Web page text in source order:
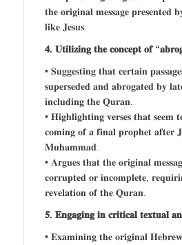
𝐭𝐡𝐞 𝐨𝐫𝐢𝐠𝐢𝐧𝐚𝐥 𝐦𝐞𝐬𝐬𝐚𝐠𝐞 𝐩𝐫𝐞𝐬𝐞𝐧𝐭𝐞𝐝
𝐥𝐢𝐤𝐞 𝐉𝐞𝐬𝐮𝐬.
𝟒. 𝐔𝐭𝐢𝐥𝐢𝐳𝐢𝐧𝐠 𝐭𝐡𝐞 𝐜𝐨𝐧𝐜𝐞𝐩𝐭 𝐨𝐟
• 𝐒𝐮𝐠𝐠𝐞𝐬𝐭𝐢𝐧𝐠 𝐭𝐡𝐚𝐭 𝐜𝐞𝐫𝐭𝐚𝐢𝐧
𝐬𝐮𝐩𝐞𝐫𝐬𝐞𝐝𝐞𝐝 𝐚𝐧𝐝 𝐚𝐛𝐫𝐨𝐠𝐚𝐭𝐞𝐝 𝐛𝐲
𝐢𝐧𝐜𝐥𝐮𝐝𝐢𝐧𝐠 𝐭𝐡𝐞 𝐐𝐮𝐫𝐚𝐧.
• 𝐇𝐢𝐠𝐡𝐥𝐢𝐠𝐡𝐭𝐢𝐧𝐠 𝐯𝐞𝐫𝐬𝐞𝐬 𝐭𝐡𝐚𝐭 𝐬𝐞𝐞𝐦
𝐜𝐨𝐦𝐢𝐧𝐠 𝐨𝐟 𝐚 𝐟𝐢𝐧𝐚𝐥 𝐩𝐫𝐨𝐩𝐡𝐞𝐭 𝐚𝐟𝐭𝐞𝐫
𝐌𝐮𝐡𝐚𝐦𝐦𝐚𝐝.
• 𝐀𝐫𝐠𝐮𝐞𝐬 𝐭𝐡𝐚𝐭 𝐭𝐡𝐞 𝐨𝐫𝐢𝐠𝐢𝐧𝐚𝐥
𝐜𝐨𝐫𝐫𝐮𝐩𝐭𝐞𝐝 𝐨𝐫 𝐢𝐧𝐜𝐨𝐦𝐩𝐥𝐞𝐭𝐞,
𝐫𝐞𝐯𝐞𝐥𝐚𝐭𝐢𝐨𝐧 𝐨𝐟 𝐭𝐡𝐞 𝐐𝐮𝐫𝐚𝐧.
𝟓. 𝐄𝐧𝐠𝐚𝐠𝐢𝐧𝐠 𝐢𝐧 𝐜𝐫𝐢𝐭𝐢𝐜𝐚𝐥 𝐭𝐞𝐱𝐭𝐮𝐚𝐥
• 𝐄𝐱𝐚𝐦𝐢𝐧𝐢𝐧𝐠 𝐭𝐡𝐞 𝐨𝐫𝐢𝐠𝐢𝐧𝐚𝐥